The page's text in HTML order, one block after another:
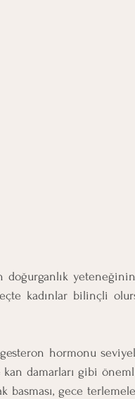
kadınlar bilinçli
hormonu
kan damarları gibi
basması, gece